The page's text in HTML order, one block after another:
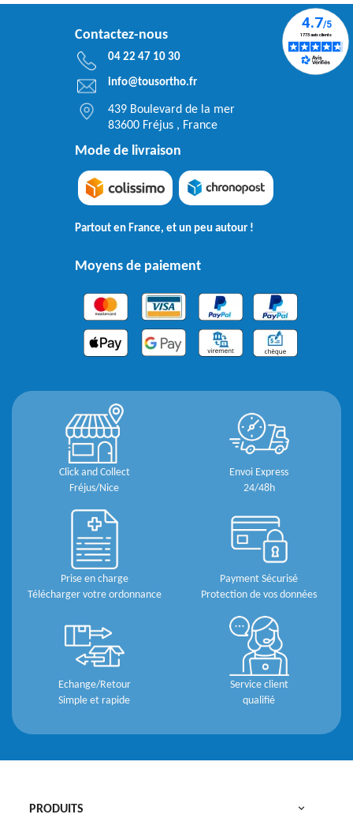
Contactez-nous
04 22 47 10 30
info@tousortho.fr
439 Boulevard de la mer
83600 Fréjus , France
Mode de livraison
Partout en France, et un peu autour !
Moyens de paiement
Click and Collect
Fréjus/Nice
Envoi Express
24/48h
Prise en charge
Télécharger votre ordonnance
Payment Sécurisé
Protection de vos données
Echange/Retour
Simple et rapide
Service client
qualifié
PRODUITS 